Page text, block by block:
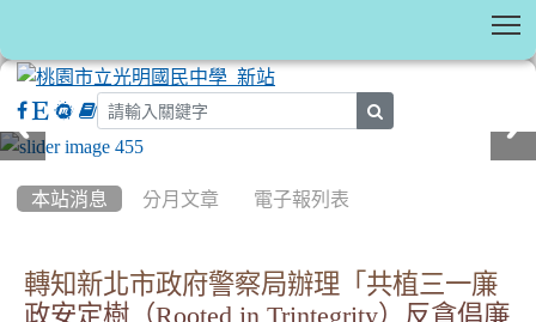
本站消息 分月文章 電子報列表
轉知新北市政府警察局辦理「共植三一廉
政安定樹（Rooted in Trintegrity）反貪倡廉